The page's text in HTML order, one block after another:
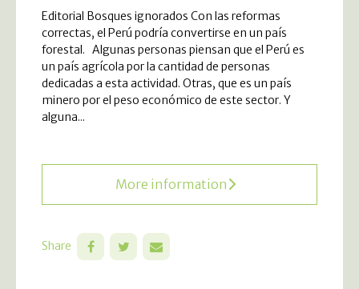
Editorial Bosques ignorados Con las reformas
correctas, el Perú podría convertirse en un país
forestal. Algunas personas piensan que el Perú es
un país agrícola por la cantidad de personas
dedicadas a esta actividad. Otras, que es un país
minero por el peso económico de este sector. Y
alguna...
More information
Share